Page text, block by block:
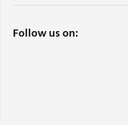
Follow us on: